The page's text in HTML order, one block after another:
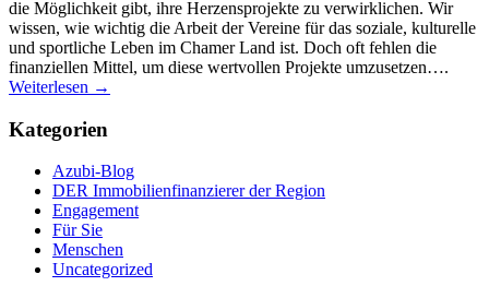
die Möglichkeit gibt, ihre Herzensprojekte zu verwirklichen. Wir
wissen, wie wichtig die Arbeit der Vereine für das soziale, kulturelle
und sportliche Leben im Chamer Land ist. Doch oft fehlen die
finanziellen Mittel, um diese wertvollen Projekte umzusetzen….
Weiterlesen →
Kategorien
Azubi-Blog
DER Immobilienfinanzierer der Region
Engagement
Für Sie
Menschen
Uncategorized